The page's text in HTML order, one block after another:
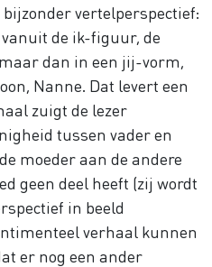
vertelperspectief:
de ik-figuur, de
dan in een jij-vorm,
Nanne. Dat levert een
zuigt de lezer
tussen vader en
moeder aan de andere
geen deel heeft (zij wordt
in beeld
verhaal kunnen
er nog een ander